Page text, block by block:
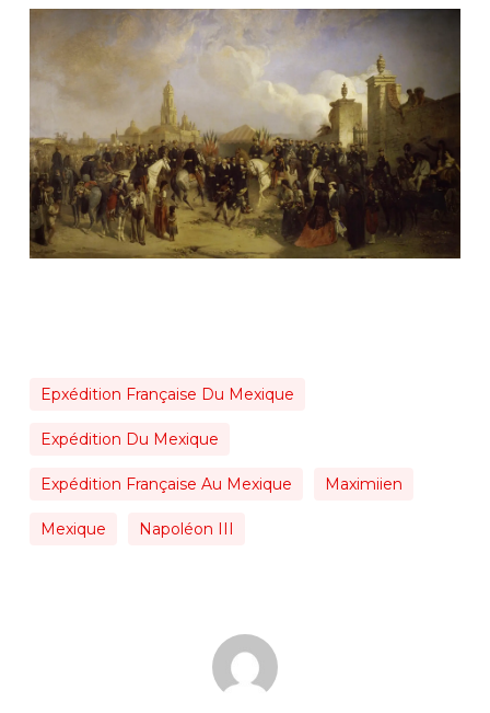
Epxédition Française Du Mexique
Expédition Du Mexique
Expédition Française Au Mexique Maximiien
Mexique Napoléon III